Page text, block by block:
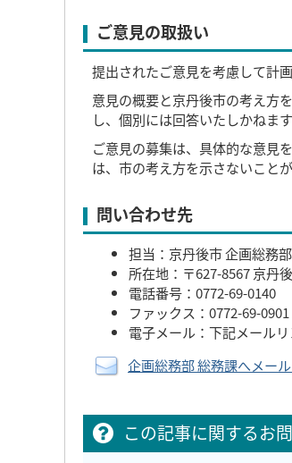
ご意見の取扱い
提出されたご意見を考慮して計
意見の概要と京丹後市の考え方
し、個別には回答いたしかねま
ご意見の募集は、具体的な意見
は、市の考え方を示さないことが
問い合わせ先
担当：京丹後市 企画総務
所在地：〒627-8567 京丹
電話番号：0772-69-0140
ファックス：0772-69-0901
電子メール：下記メールリ
企画総務部 総務課へメー
この記事に関するお